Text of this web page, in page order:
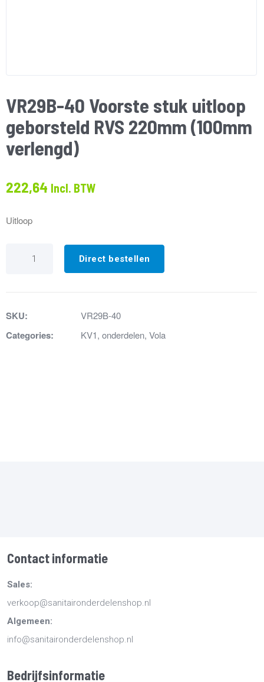
VR29B-40 Voorste stuk uitloop
geborsteld RVS 220mm (100mm
verlengd)
222,64 Incl. BTW
Uitloop
RVS
220mm
(100mm
verlengd)
Direct bestellen
SKU: VR29B-40
Categories: KV1, onderdelen, Vola
Contact informatie
Sales:
verkoop@sanitaironderdelenshop.nl
Algemeen:
info@sanitaironderdelenshop.nl
Bedrijfsinformatie